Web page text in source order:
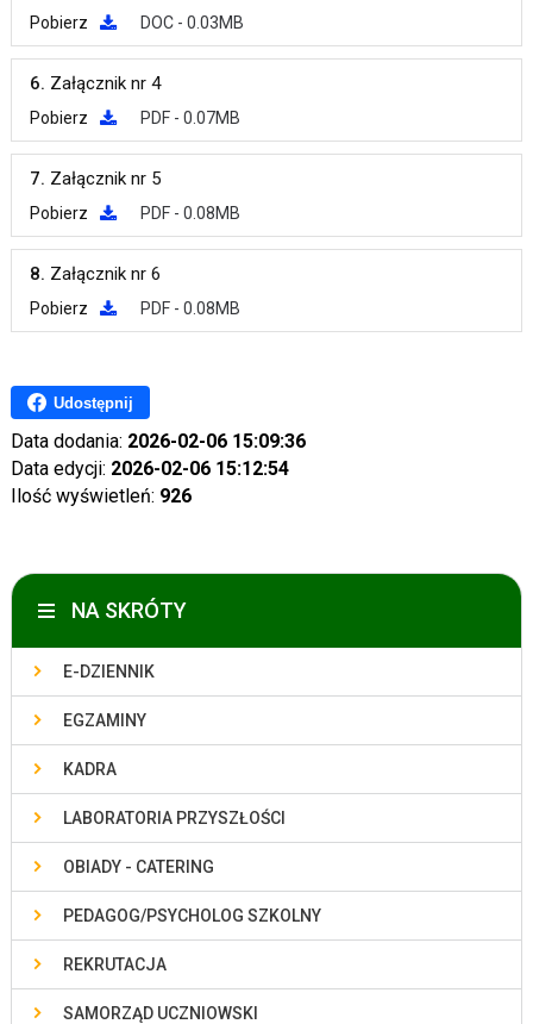
Pobierz DOC - 0.03MB
6. Załącznik nr 4
Pobierz PDF - 0.07MB
7. Załącznik nr 5
Pobierz PDF - 0.08MB
8. Załącznik nr 6
Pobierz PDF - 0.08MB
Udostępnij
Data dodania: 2026-02-06 15:09:36
Data edycji: 2026-02-06 15:12:54
Ilość wyświetleń: 926
NA SKRÓTY
E-DZIENNIK
EGZAMINY
KADRA
LABORATORIA PRZYSZŁOŚCI
OBIADY - CATERING
PEDAGOG/PSYCHOLOG SZKOLNY
REKRUTACJA
SAMORZĄD UCZNIOWSKI